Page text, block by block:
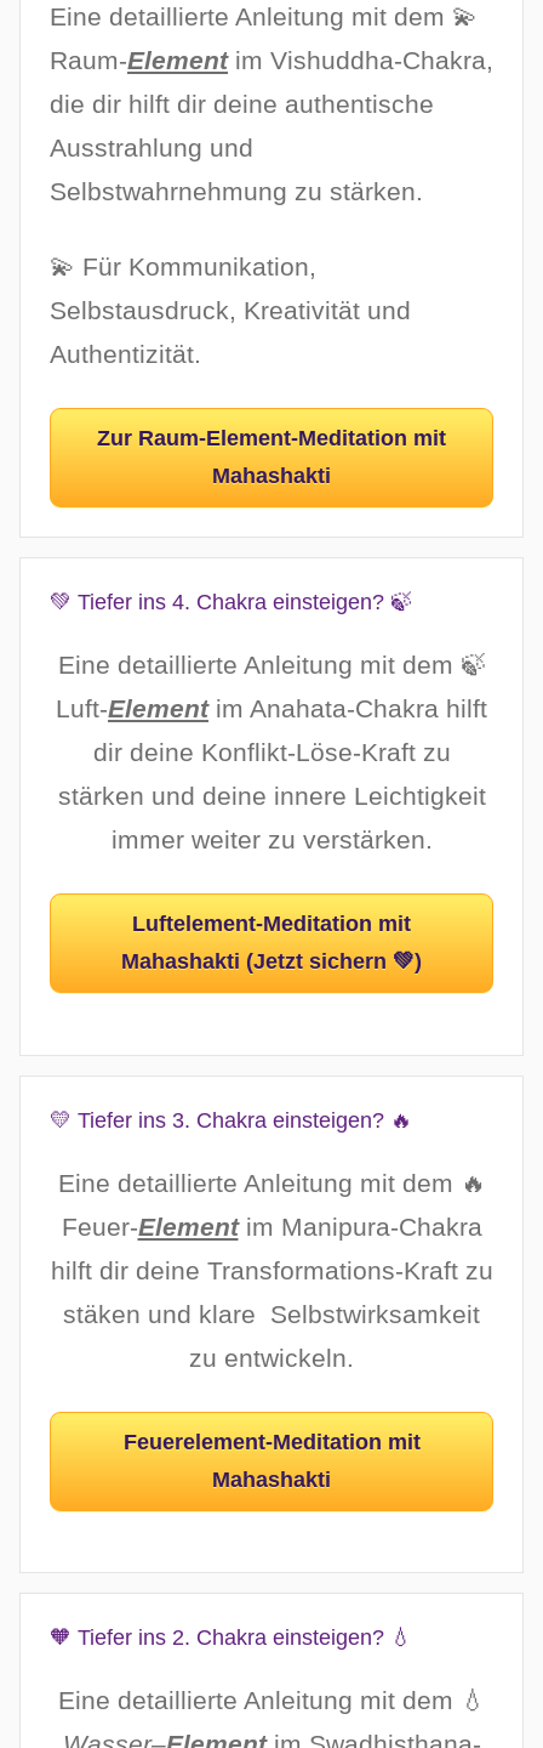
Eine detaillierte Anleitung mit dem 💫
Raum-Elementim Vishuddha-Chakra,
die dir hilft dir deine authentische
Ausstrahlung und
Selbstwahrnehmung zu stärken.
💫 Für Kommunikation,
Selbstausdruck, Kreativität und
Authentizität.
Zur Raum-Element-Meditation mit
Mahashakti
💚 Tiefer ins 4. Chakra einsteigen? 🍃
Eine detaillierte Anleitung mit dem 🍃
Luft-Elementim Anahata-Chakra hilft
dir deine Konflikt-Löse-Kraft zu
stärken und deine innere Leichtigkeit
immer weiter zu verstärken.
Luftelement-Meditation mit
Mahashakti (Jetzt sichern 💚)
💛 Tiefer ins 3. Chakra einsteigen? 🔥
Eine detaillierte Anleitung mit dem 🔥
Feuer-Elementim Manipura-Chakra
hilft dir deine Transformations-Kraft zu
stäken und klare Selbstwirksamkeit
zu entwickeln.
Feuerelement-Meditation mit
Mahashakti
🧡 Tiefer ins 2. Chakra einsteigen? 💧
Eine detaillierte Anleitung mit dem 💧